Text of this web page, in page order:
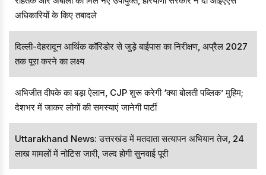
अधिकारियों के किए तबादले
दिल्ली-देहरादून आर्थिक कॉरिडोर से जुड़े बाईपास का निरीक्षण, अप्रैल 2027
तक पूरा करने का लक्ष्य
अभिजीत दीपके का बड़ा ऐलान, CJP शुरू करेगी ‘क्या बोलती पब्लिक’ मुहिम;
देशभर में जाकर लोगों की समस्याएं जानेगी पार्टी
Uttarakhand News: उत्तरखंड में मतदाता सत्यापन अभियान तेज, 24
लाख मामलों में नोटिस जारी, जल्द होगी सुनवाई पूरी